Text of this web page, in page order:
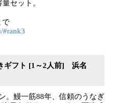
セット。
で
#rank3
ギフト [1～2人前] 浜名
。鰻一筋88年、信頼のうなぎ